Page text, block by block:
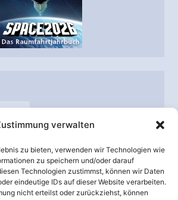
verwalten
zu bieten, verwenden wir Technologien wie
zu speichern und/oder darauf
Technologien zustimmst, können wir Daten
eindeutige IDs auf dieser Website verarbeiten.
nicht erteilst oder zurückziehst, können